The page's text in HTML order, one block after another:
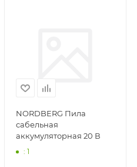
NORDBERG Пила
сабельная
аккумуляторная 20 В
: 1